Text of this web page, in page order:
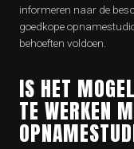
informeren naar de
goedkope
behoeften voldoen.
IS HET
TE WERKEN